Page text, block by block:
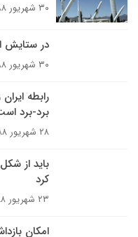
۳۰ شهریور ۱۳۸۸
در ستایش
۳۰ شهریور ۱۳۸۸
رابطه
برد-برد
۲۸ شهریور ۱۳۸۸
باید از
کرد
۲۳ شهریور ۱۳۸۸
امکان